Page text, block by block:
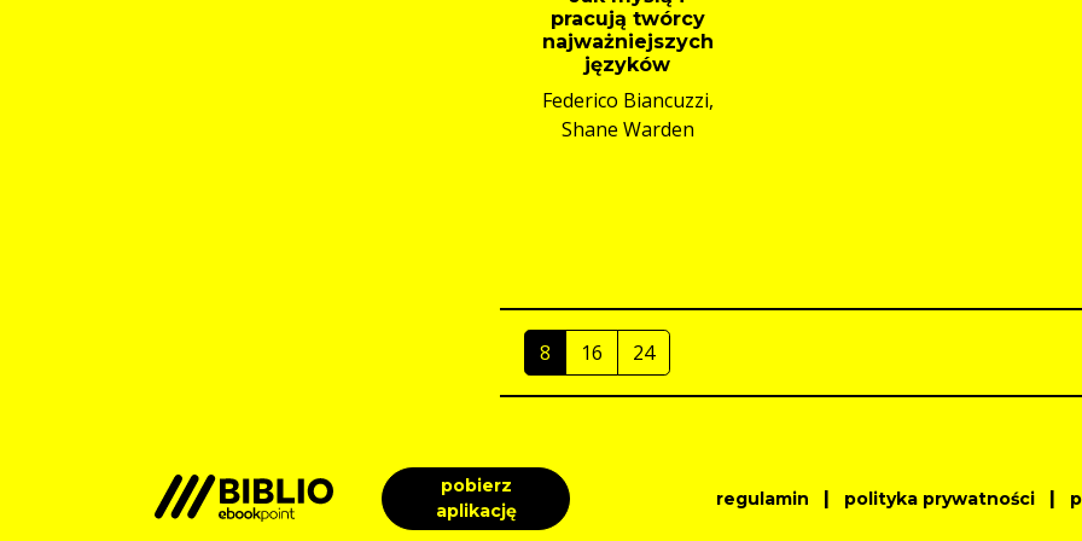
pracują twórcy
najważniejszych
języków
Federico Biancuzzi,
Shane Warden
8 16 24
pobierz
aplikację
regulamin | polityka prywatności |